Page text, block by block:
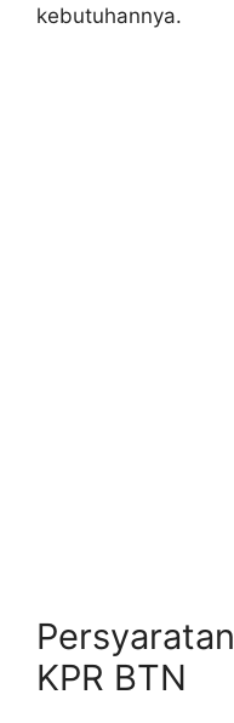
kebutuhannya.
KPR BTN